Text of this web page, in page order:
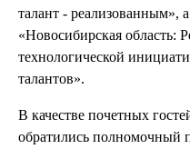
талант - реализованным»,
«Новосибирская область:
технологической
талантов».
В качестве почетных
обратились полномочный